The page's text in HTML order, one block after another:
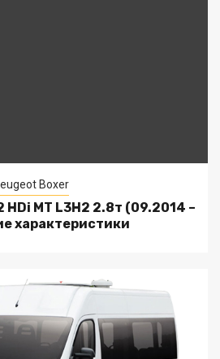
Boxer
MT L3H2 2.8т (09.2014 –
характеристики